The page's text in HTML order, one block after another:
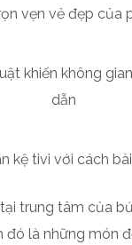
vẹn vẻ đẹp của
khiến không
dẫn
kệ tivi với cách
trung tâm của
đó là những món